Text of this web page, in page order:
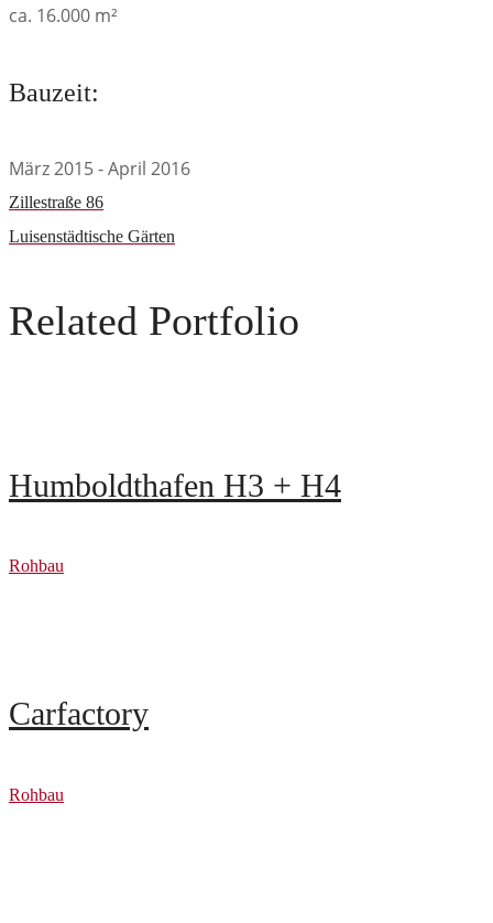
ca. 16.000 m²
Bauzeit:
März 2015 - April 2016
Zillestraße 86
Luisenstädtische Gärten
Related Portfolio
Humboldthafen H3 + H4
Rohbau
Carfactory
Rohbau